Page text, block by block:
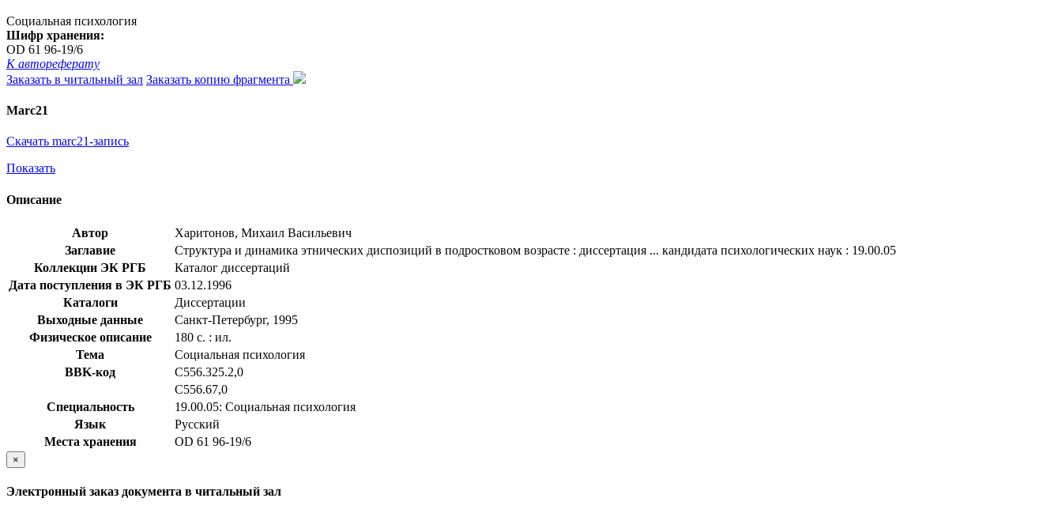
Социальная психология
Шифр хранения:
OD 61 96-19/6
К автореферату
Заказать в читальный зал Заказать копию фрагмента
Marc21
Скачать marc21-запись
Показать
Описание
Автор
Харитонов, Михаил Васильевич
Заглавие
Структура и динамика этнических диспозиций в подростковом возрасте : диссертация ... кандидата психологических наук : 19.00.05
Коллекции ЭК РГБ
Каталог диссертаций
Дата поступления в ЭК РГБ 03.12.1996
Каталоги
Диссертации
Выходные данные
Санкт-Петербург, 1995
Физическое описание
180 с. : ил.
Тема
Социальная психология
BBK-код
С556.325.2,0
С556.67,0
Специальность
19.00.05: Социальная психология
Язык
Русский
Места хранения
OD 61 96-19/6
×
Электронный заказ документа в читальный зал